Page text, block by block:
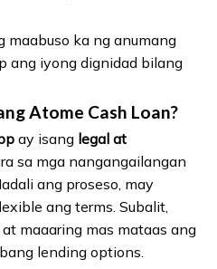
maabuso ka ng anumang
ang iyong dignidad bilang
Atome Cash Loan?
ay isang legal at
sa mga nangangailangan
ang proseso, may
ang terms. Subalit,
maaaring mas mataas ang
lending options.